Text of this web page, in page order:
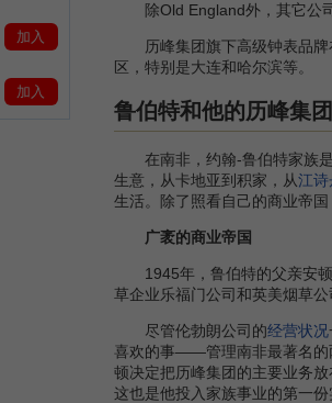
除Old England外，其它公
历峰集团旗下高级钟表品牌
区，特别是大连和哈尔滨等。
鲁伯特和他的历峰集团
在南非，约翰-鲁伯特家族是
生意，从卡地亚到积家，从江诗
生活。除了照看自己的商业帝
广袤的商业帝国
1945年，鲁伯特的父亲安顿
草企业乐福门公司和英美烟草公
尽管伦勃朗公司的经营状况
喜欢的事――管理南非最著名的
顿决定把历峰集团的主要业务
这也是他投入家族事业的第一
加入
加入